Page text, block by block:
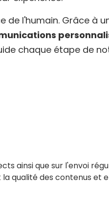
de l'humain. Grâce à
chaque étape de
ainsi que sur l'envoi
qualité des contenus